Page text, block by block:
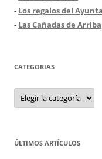
- Los regalos del
- Las Cañadas de Arriba
CATEGORIAS
Categorias
ÚLTIMOS ARTÍCULOS